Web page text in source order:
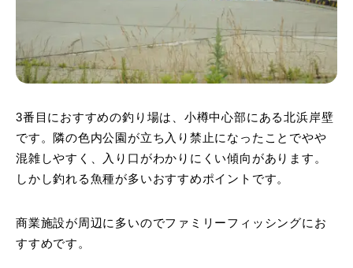
3番目におすすめの釣り場は、小樽中心部にある北浜岸壁
です。隣の色内公園が立ち入り禁止になったことでやや
混雑しやすく、入り口がわかりにくい傾向があります。
しかし釣れる魚種が多いおすすめポイントです。
商業施設が周辺に多いのでファミリーフィッシングにお
すすめです。